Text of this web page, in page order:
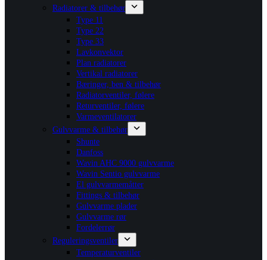
Radiatorer & tilbehør
Type 11
Type 22
Type 33
Lavkonvektor
Plan radiatorer
Vertikal radiatorer
Bæringer, ben & tilbehør
Radiatorventiler, følere
Returventiler, følere
Varmeventilatorer
Gulvvarme & tilbehør
Shunte
Danfoss
Wavin AHC 9000 gulvvarme
Wavin Sentio gulvvarme
El gulvvarmemåtter
Fittings & tilbehør
Gulvvarme plader
Gulvvarme rør
Fordelerrør
Reguleringsventiler
Temperaturventiler